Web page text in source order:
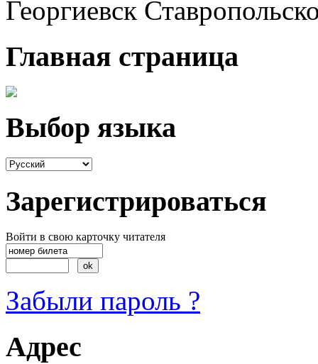
Георгиевск
Главная страница
Выбор языка
Зарегистрироваться
Войти в свою карточку читателя
Забыли пароль ?
Адрес